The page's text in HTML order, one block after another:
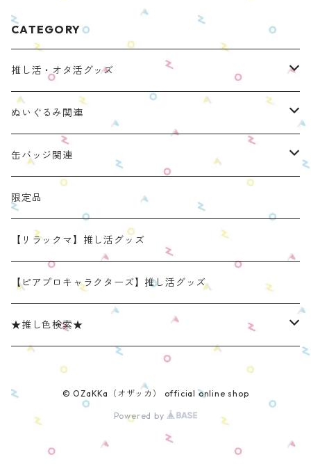
CATEGORY
推し活・オタ活グッズ
ぬいのおくるみ ぬいくるみん
リラックマモデル（全１種）
OZaKKaオリジナルモデル
手と手がつながる つなぐるみん
どうぶつシリーズ(第1弾)
たべものシリーズ(第2弾)
きらきらぬいぐるみポーチ
【限定】星
スタンダード (本体の高さ：約16cm）
ミニ(本体の高さ：約12cm)
リラックマモデル きらきらぬいぐるみポーチ
推し活コースターケース
ラウンド（丸型 2025年11月リニューアルモデル）
スクエア（四角型 2025年11月発売モデル）
缶バッジケース
ねこみみ缶バッジケース スタンダードカラー
ねこみみ缶バッジケース パールカラー
ねこみみ缶バッジケース メタリックカラー
くまみみ缶バッジケース
推しごとショルダーパッド
リラックマモデル 推しごとショルダーパッド
【新モデル】推しごとショルダーパッド
推しごと現場トート
リラックマモデル 推しごと現場トート
【新モデル】キャンバスタイプ
【リラックマ】推し活グッズ
【ピアプロキャラクターズ】推し活グッズ
ぬいぐるみ関連
ぬいのおくるみ ぬいくるみん
身長：約16cm【BIG】
身長：約12㎝
手と手がつながる つなぐるみん
きらきらぬいぐるみポーチ
スタンダード (本体の高さ：約16cm）
ミニ (本体の高さ：約12cm）
リラックマ ぬい活アイテム
缶バッジ関連
ねこみみ缶バッジケース
くまみみ缶バッジケース
うさみみ缶バッジケース
リラックマ 缶バッジケース
ねこみみロゼットバッグチャーム
限定品
【リラックマ】推し活グッズ
【ピアプロキャラクターズ】推し活グッズ
★推し色検索★
イエロー系
© OZaKKa（オザッカ） official online shop
Powered by